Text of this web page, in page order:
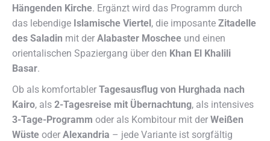
Hängenden Kirche. Ergänzt wird das Programm durch
das lebendige Islamische Viertel, die imposante Zitadelle
des Saladin mit der Alabaster Moschee und einen
orientalischen Spaziergang über den Khan El Khalili
Basar.
Ob als komfortabler Tagesausflug von Hurghada nach
Kairo, als 2-Tagesreise mit Übernachtung, als intensives
3-Tage-Programm oder als Kombitour mit der Weißen
Wüste oder Alexandria – jede Variante ist sorgfältig